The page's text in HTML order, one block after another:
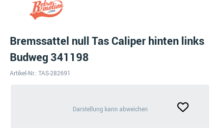
Bremssattel null Tas Caliper hinten links
Budweg 341198
Artikel-Nr.: TAS-282691
Darstellung kann abweichen